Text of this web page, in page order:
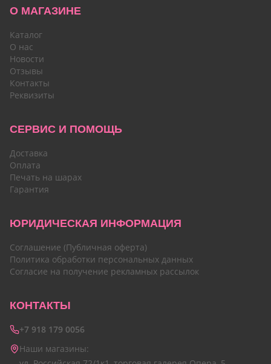
О МАГАЗИНЕ
Каталог
О нас
Новости
Отзывы
Контакты
Реквизиты
СЕРВИС И ПОМОЩЬ
Доставка
Оплата
Печать на шарах
Гарантия
ЮРИДИЧЕСКАЯ ИНФОРМАЦИЯ
Соглашение (Публичная оферта)
Политика обработки персональных данных
Согласие на получение рекламных рассылок
КОНТАКТЫ
+7 918 179 0056
Наши магазины: